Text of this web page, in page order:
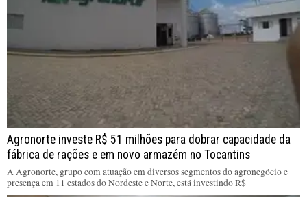
Agronorte investe R$ 51 milhões para dobrar capacidade da
fábrica de rações e em novo armazém no Tocantins
A Agronorte, grupo com atuação em diversos segmentos do agronegócio e
presença em 11 estados do Nordeste e Norte, está investindo R$